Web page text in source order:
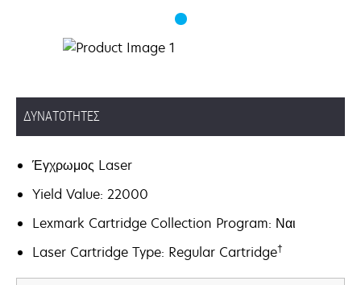
ΔΥΝΑΤΌΤΗΤΕΣ
Έγχρωμος Laser
Yield Value: 22000
Lexmark Cartridge Collection Program: Ναι
Laser Cartridge Type: Regular Cartridge†